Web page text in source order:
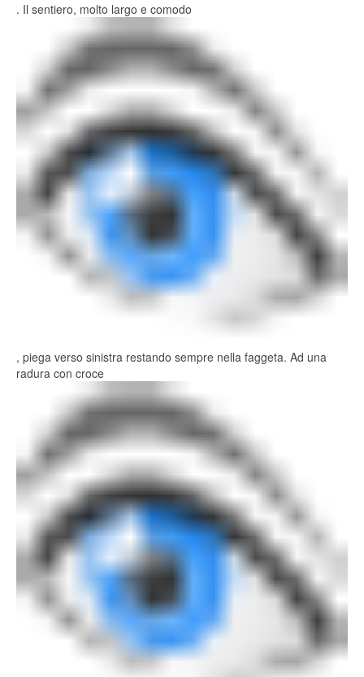
. Il sentiero, molto largo e comodo
, piega verso sinistra restando sempre nella faggeta. Ad una
radura con croce